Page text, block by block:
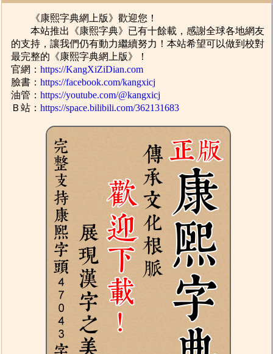
《康熙字典網上版》歡迎您！
本站推出《康熙字典》已有十餘載，感謝全球各地網友
的支持，讓我們仍有動力繼續努力！本站希望可以做到校對
最完整的《康熙字典網上版》！
官網：https://KangXiZiDian.com
臉書：https://facebook.com/kangxicj
油管：https://youtube.com/@kangxicj
Ｂ站：https://space.bilibili.com/362131683